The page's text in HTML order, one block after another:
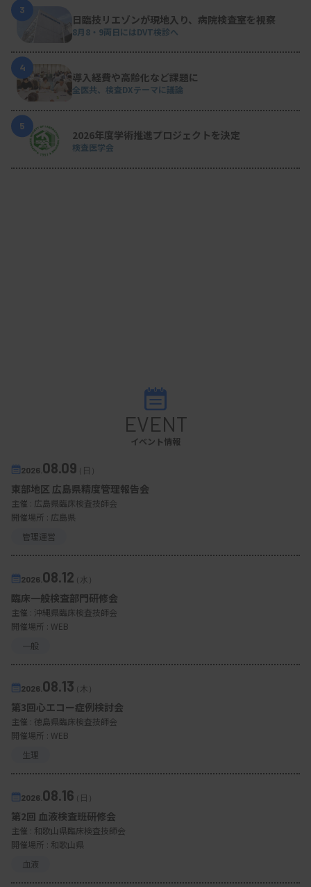
加入口数は1551口まで落ち込んでいます。厳しい言
い方になりますが、たとえ組織内候補を出せたとし
ても当選の可能性は限りなく低い状況にあるわけで
す。
当たり前のことですが、選挙で誰に投票するか、投
票に行くか行かないかも含め、国民一人一人の自由
検査技師目線での解説動画
や選挙の仕組みをわかりやすく解説する計3回シリ
ーズの動画を公開しています。
いろいろ学べる MTJ ONE 動画Pocket ＃01 イチから
第1回 社会のルールとは何か
キャリア・学び
日技連の青年部長を務める神戸翼氏（永生総合研究
所所長）に協力していただき、ちょっとした仕事の
3
日臨技リエゾンが現地入り、病院検査室を視察
8月8・9両日にはDVT検診へ
4
導入経費や高齢化など課題に
全医共、検査DXテーマに議論
5
2026年度学術推進プロジェクトを決定
検査医学会
EVENT
イベント情報
2026. 08.09（日）
東部地区 広島県精度管理報告会
主催 : 広島県臨床検査技師会
開催場所 : 広島県
管理運営
2026. 08.12（水）
臨床一般検査部門研修会
主催 : 沖縄県臨床検査技師会
開催場所 : WEB
一般
2026. 08.13（木）
第3回心エコー症例検討会
主催 : 徳島県臨床検査技師会
開催場所 : WEB
生理
2026. 08.16（日）
第2回 血液検査班研修会
主催 : 和歌山県臨床検査技師会
開催場所 : 和歌山県
血液